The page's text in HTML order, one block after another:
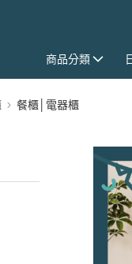
商品分類
餐櫃│電器櫃